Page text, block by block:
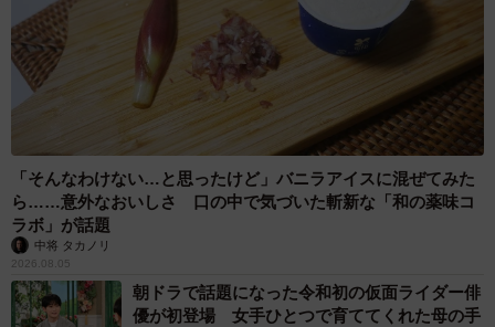
「そんなわけない…と思ったけど」バニラアイスに混ぜてみた
ら……意外なおいしさ 口の中で気づいた斬新な「和の薬味コ
ラボ」が話題
中将 タカノリ
2026.08.05
朝ドラで話題になった令和初の仮面ライダー俳
優が初登場 女手ひとつで育ててくれた母の手